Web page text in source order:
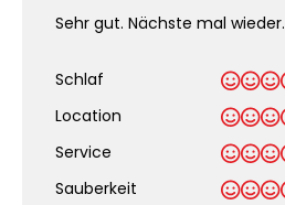
Sehr gut. Nächste mal wieder.
Schlaf
Location
Service
Sauberkeit